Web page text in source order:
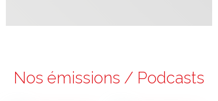
Nos émissions / Podcasts